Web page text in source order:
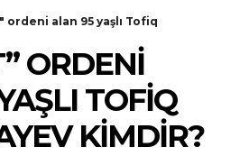
ordeni alan 95 yaşlı Tofiq
ORDENI
TOFIQ
KIMDIR?